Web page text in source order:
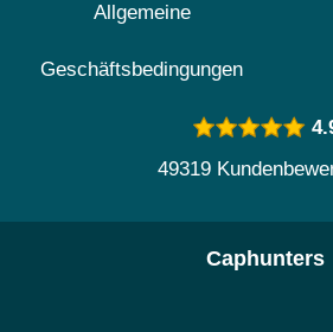
Allgemeine
Geschäftsbedingungen
49319
Caphunters